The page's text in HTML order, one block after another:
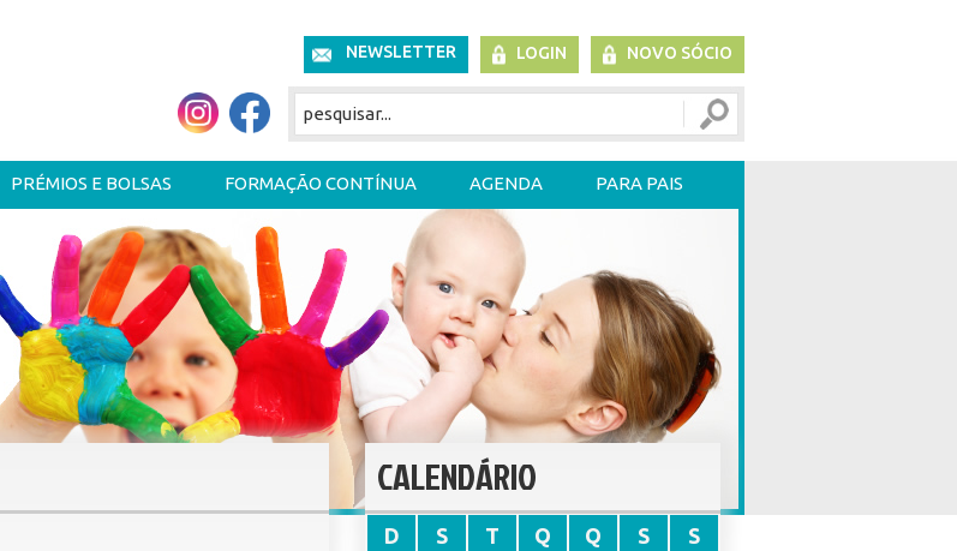
NEWSLETTER LOGIN NOVO SÓCIO
PRÉMIOS E BOLSAS FORMAÇÃO CONTÍNUA AGENDA PARA PAIS
CALENDÁRIO
D S T Q Q S
S